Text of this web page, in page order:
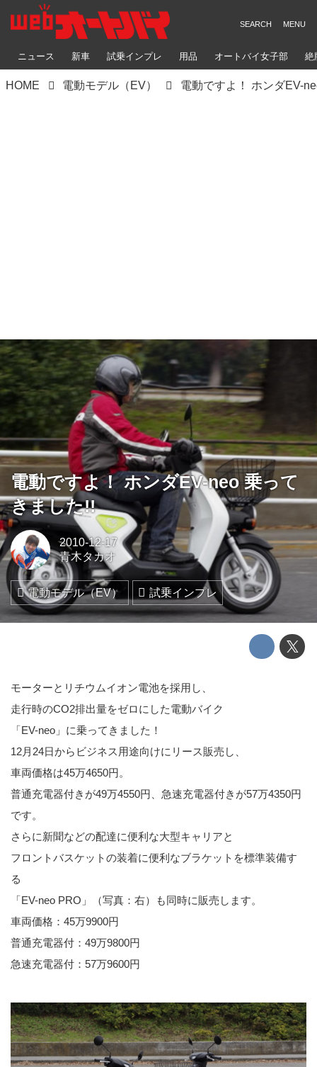
ニュース 新車 試乗インプレ 用品 オートバイ女子部 絶
HOME 電動モデル（EV）
電動ですよ！ ホンダEV-neo 乗って
きました!!
2010-12-17
青木タカオ
電動モデル（EV） 試乗インプレ
モーターとリチウムイオン電池を採用し、
走行時のCO2排出量をゼロにした電動バイク
「EV-neo」に乗ってきました！
12月24日からビジネス用途向けにリース販売し、
車両価格は45万4650円。
普通充電器付きが49万4550円、急速充電器付きが57万4350円
です。
さらに新聞などの配達に便利な大型キャリアと
フロントバスケットの装着に便利なブラケットを標準装備す
る
「EV-neo PRO」（写真：右）も同時に販売します。
車両価格：45万9900円
普通充電器付：49万9800円
急速充電器付：57万9600円